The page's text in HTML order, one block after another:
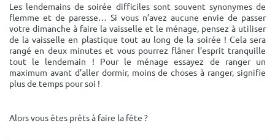
Les lendemains de soirée difficiles sont souvent synonymes de
flemme et de paresse… Si vous n’avez aucune envie de passer
votre dimanche à faire la vaisselle et le ménage, pensez à utiliser
de la vaisselle en plastique tout au long de la soirée ! Cela sera
rangé en deux minutes et vous pourrez flâner l’esprit tranquille
tout le lendemain ! Pour le ménage essayez de ranger un
maximum avant d’aller dormir, moins de choses à ranger, signifie
plus de temps pour soi !
Alors vous êtes prêts à faire la fête ?